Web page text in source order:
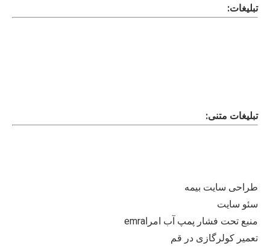
تبلیغات:
تبلیغات متنی:
طراحی سایت بیمه
سئو سایت
منبع تحت فشار پمپ آب امراemra
تعمیر کولرگازی در قم